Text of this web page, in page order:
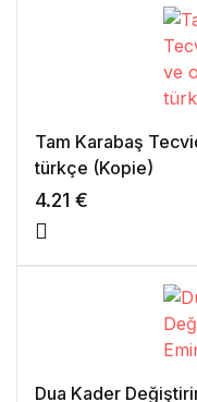
Tam Karabaş
türkçe (Kopie)
4.21 €
Dua Kader